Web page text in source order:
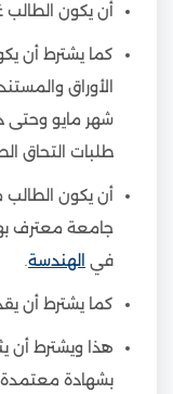
أن يكون
كما يشترط أن
الأوراق
شهر مايو وحتى
طلبات التحاق
أن يكون
جامعة معترف
في
الهندسة
كما يشترط أن
هذا ويشترط أن
بشهادة